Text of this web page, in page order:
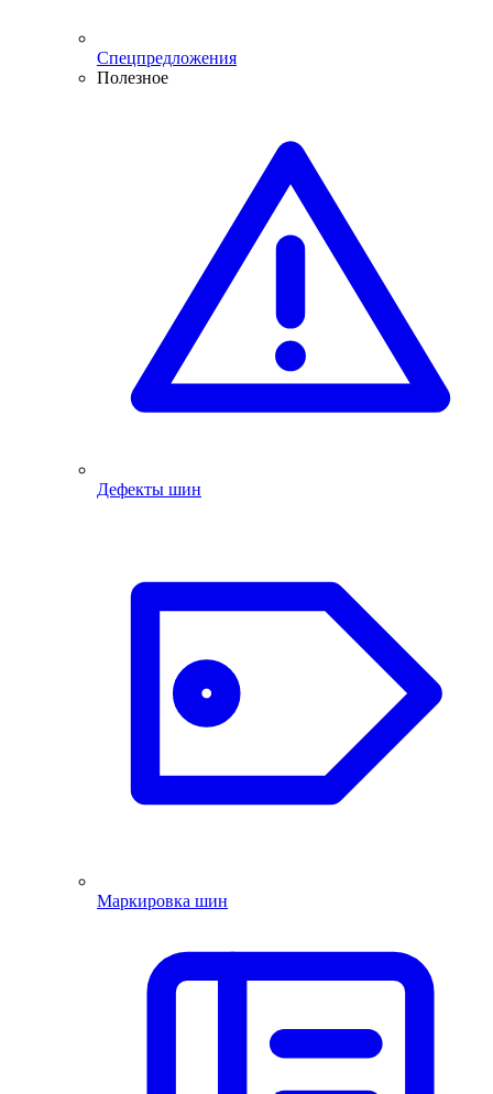
Спецпредложения
Полезное
Дефекты шин
Маркировка шин